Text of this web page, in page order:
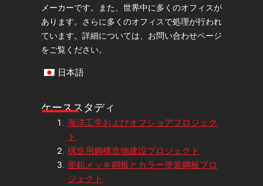
メーカーです。また、世界中に多くのオフィスが
あります。さらに多くのオフィスで処理が行われ
ています。詳細については、お問い合わせページ
をご覧ください。
日本語
ケーススタディ
海洋工学およびオフショアプロジェク
ト
構造用鋼構造物建設プロジェクト
亜鉛メッキ鋼板とカラー塗装鋼板プロ
ジェクト